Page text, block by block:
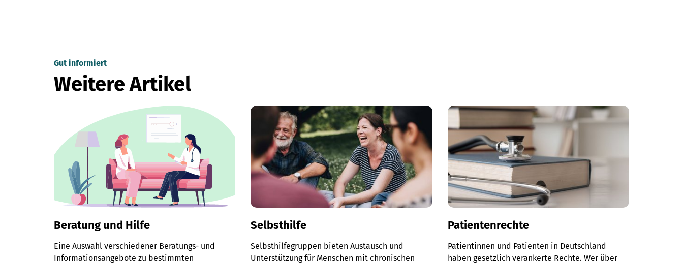
Gut informiert
Weitere Artikel
Beratung und Hilfe
Eine Auswahl verschiedener Beratungs- und
Informationsangebote zu bestimmten
Selbsthilfe
Selbsthilfegruppen bieten Austausch und
Unterstützung für Menschen mit chronischen
Patientenrechte
Patientinnen und Patienten in Deutschland
haben gesetzlich verankerte Rechte. Wer über